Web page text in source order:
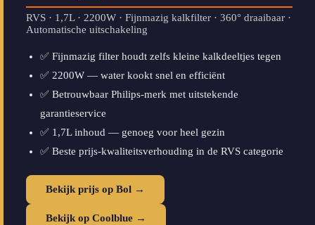
RVS · 1,7L · 2200W · Fijnmazig kalkfilter · 360° draaibaar ·
Automatische uitschakeling
✅ Fijnmazig filter houdt zelfs kleine kalkdeeltjes tegen
✅ 2200W — water kookt snel en efficiënt
✅ Betrouwbaar Philips-merk met uitstekende
garantieservice
✅ 1,7L inhoud — genoeg voor heel gezin
✅ Beste prijs-kwaliteitsverhouding in de RVS categorie
Bekijk prijs op Bol →
Bekijk op Coolblue →